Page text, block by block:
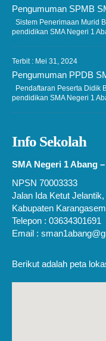
Pengumuman SPMB
Sistem Penerimaan Murid
pendidikan SMA Negeri 1
Terbit : Mei 31, 2024
Pengumuman PPDB
Pendaftaran Peserta Didik
pendidikan SMA Negeri 1
Info Sekolah
SMA Negeri 1 Abang
NPSN 70003333
Jalan Ida Ketut
Kabupaten
Telepon : 03634301691
Email :
Berikut adalah peta